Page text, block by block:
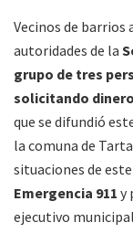
Vecinos de
autoridades de la
grupo de tres
solicitando
que se difundió
la comuna de
situaciones de
Emergencia 911 y
ejecutivo